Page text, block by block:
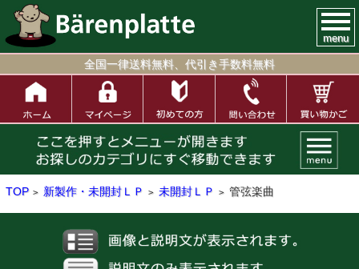
menu
全国一律送料無料、代引き手数料無料
TOP > 新製作・未開封ＬＰ > 未開封ＬＰ > 管弦楽曲